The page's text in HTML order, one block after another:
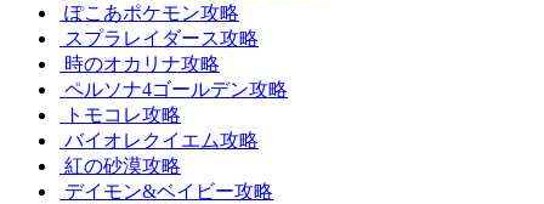
ぽこあポケモン攻略
スプラレイダース攻略
時のオカリナ攻略
ペルソナ4ゴールデン攻略
トモコレ攻略
バイオレクイエム攻略
紅の砂漠攻略
デイモン&ベイビー攻略